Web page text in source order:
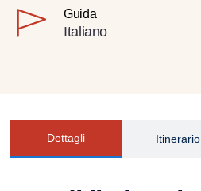
Guida
Italiano
Dettagli Itinerario